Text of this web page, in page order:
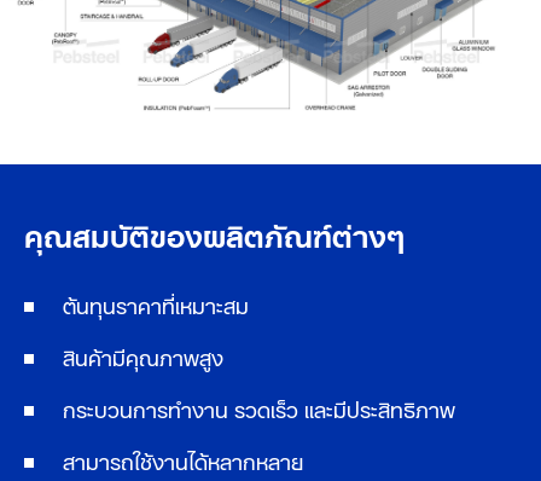
คุณสมบัติของผลิตภัณฑ์ต่างๆ
ต้นทุนราคาที่เหมาะสม
สินค้ามีคุณภาพสูง
กระบวนการทำงาน รวดเร็ว และมีประสิทธิภาพ
สามารถใช้งานได้หลากหลาย